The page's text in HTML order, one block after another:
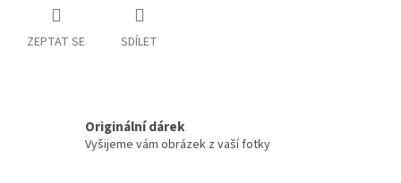
ZEPTAT SE SDÍLET
Originální dárek
Vyšijeme vám obrázek z vaší fotky